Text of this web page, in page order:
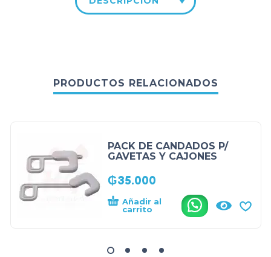
PRODUCTOS RELACIONADOS
PACK DE CANDADOS P/
GAVETAS Y CAJONES
₲35.000
Añadir al
carrito
.